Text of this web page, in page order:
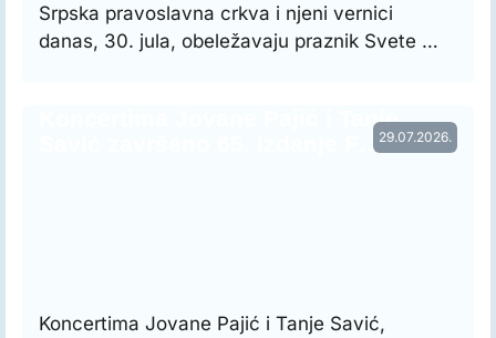
Srpska pravoslavna crkva i njeni vernici
danas, 30. jula, obeležavaju praznik Svete …
29.07.2026.
Koncertima Jovane Pajić i Tanje
Savić završeno 65. izdanje F…
Koncertima Jovane Pajić i Tanje Savić,